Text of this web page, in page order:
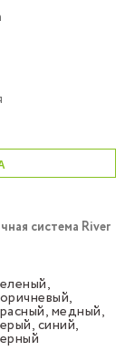
система River
медный,
синий,